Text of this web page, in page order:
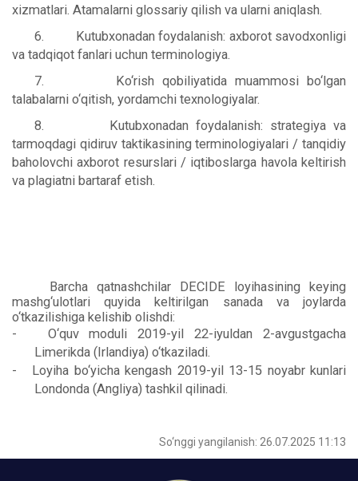
xizmatlari. Atamalarni glossariy qilish va ularni aniqlash.
6.
Kutubxonadan foydalanish: axborot savodxonligi
va tadqiqot fanlari uchun terminologiya.
7.
Ko‘rish qobiliyatida muammosi bo‘lgan
talabalarni o‘qitish, yordamchi texnologiyalar.
8.
Kutubxonadan foydalanish: strategiya va
tarmoqdagi qidiruv taktikasining terminologiyalari / tanqidiy
baholovchi axborot resurslari / iqtiboslarga havola keltirish
va plagiatni bartaraf etish.
Barcha qatnashchilar DECIDE loyihasining keying
mashg‘ulotlari quyida keltirilgan sanada va joylarda
o‘tkazilishiga kelishib olishdi:
-
O‘quv moduli 2019-yil 22-iyuldan 2-avgustgacha
Limerikda (Irlandiya) o‘tkaziladi.
-
Loyiha bo‘yicha kengash 2019-yil 13-15 noyabr kunlari
Londonda (Angliya) tashkil qilinadi.
So‘nggi yangilanish: 26.07.2025 11:13